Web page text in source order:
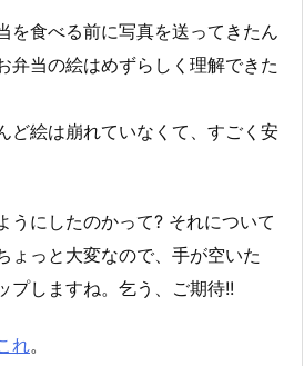
を食べる前に写真を送ってきたん
弁当の絵はめずらしく理解できた
ど絵は崩れていなくて、すごく安
うにしたのかって? それについて
ょっと大変なので、手が空いた
プしますね。乞う、ご期待!!
れ。